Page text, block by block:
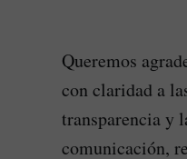
Queremos
con claridad a
transparencia y
comunicación,